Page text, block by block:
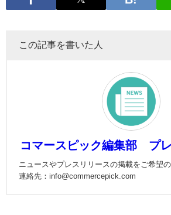
この記事を書いた人
コマースピック編集部 プ
ニュースやプレスリリースの掲載をご希望
連絡先：info@commercepick.com